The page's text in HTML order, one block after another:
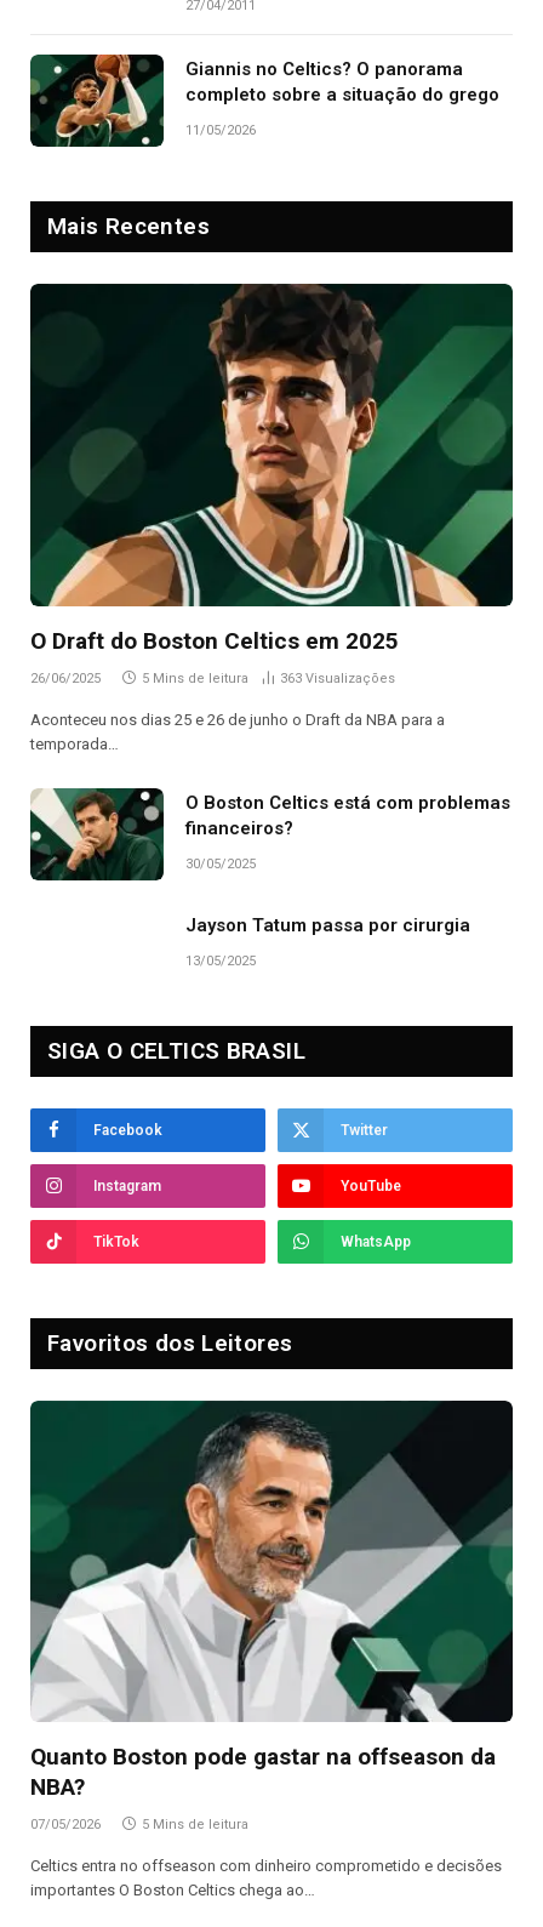
27/04/2011
Giannis no Celtics? O panorama
completo sobre a situação do grego
11/05/2026
Mais Recentes
O Draft do Boston Celtics em 2025
26/06/2025 5 Mins de leitura 363 Visualizações
Aconteceu nos dias 25 e 26 de junho o Draft da NBA para a
temporada…
O Boston Celtics está com problemas
financeiros?
30/05/2025
Jayson Tatum passa por cirurgia
13/05/2025
SIGA O CELTICS BRASIL
Facebook Twitter
Instagram YouTube
TikTok WhatsApp
Favoritos dos Leitores
Quanto Boston pode gastar na offseason da
NBA?
07/05/2026 5 Mins de leitura
Celtics entra no offseason com dinheiro comprometido e decisões
importantes O Boston Celtics chega ao…